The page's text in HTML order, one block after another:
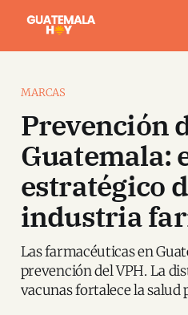
MARCAS
Prevención
Guatemala:
estratégico
industria
Las farmacéuticas en
prevención del VPH. La
vacunas fortalece la salud